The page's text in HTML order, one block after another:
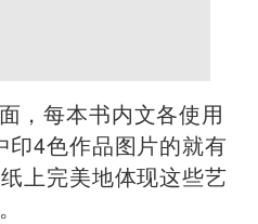
，每本书内文各使用
印4色作品图片的就有
上完美地体现这些艺